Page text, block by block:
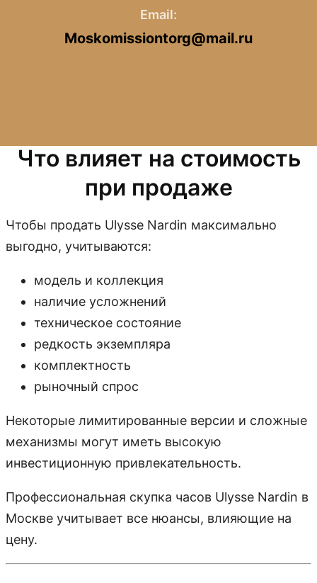
Email:
Moskomissiontorg@mail.ru
Что влияет на стоимость
при продаже
Чтобы продать Ulysse Nardin максимально
выгодно, учитываются:
модель и коллекция
наличие усложнений
техническое состояние
редкость экземпляра
комплектность
рыночный спрос
Некоторые лимитированные версии и сложные
механизмы могут иметь высокую
инвестиционную привлекательность.
Профессиональная скупка часов Ulysse Nardin в
Москве учитывает все нюансы, влияющие на
цену.